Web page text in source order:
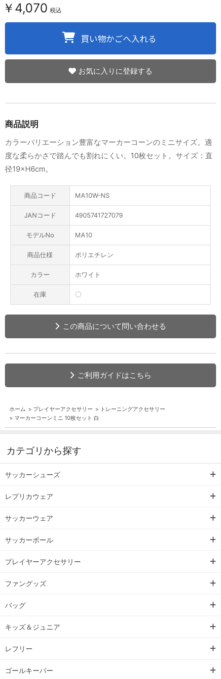
￥4,070 税込
お気に入りに登録する
商品説明
カラーバリエーション豊富なマーカーコーンのミニサイズ。適
度な柔らかさで踏んでも割れにくい。10枚セット。サイズ：直
径19×H6cm。
商品コード MA10W-NS
JANコード 4905741727079
モデルNo MA10
商品仕様 ポリエチレン
カラー ホワイト
在庫 〇
この商品について問い合わせる
ご利用ガイドはこちら
ホーム > プレイヤーアクセサリー > トレーニングアクセサリー
> マーカーコーンミニ 10枚セット 白
カテゴリから探す
サッカーシューズ
レプリカウェア
サッカーウェア
サッカーボール
プレイヤーアクセサリー
ファングッズ
バッグ
キッズ＆ジュニア
レフリー
ゴールキーパー